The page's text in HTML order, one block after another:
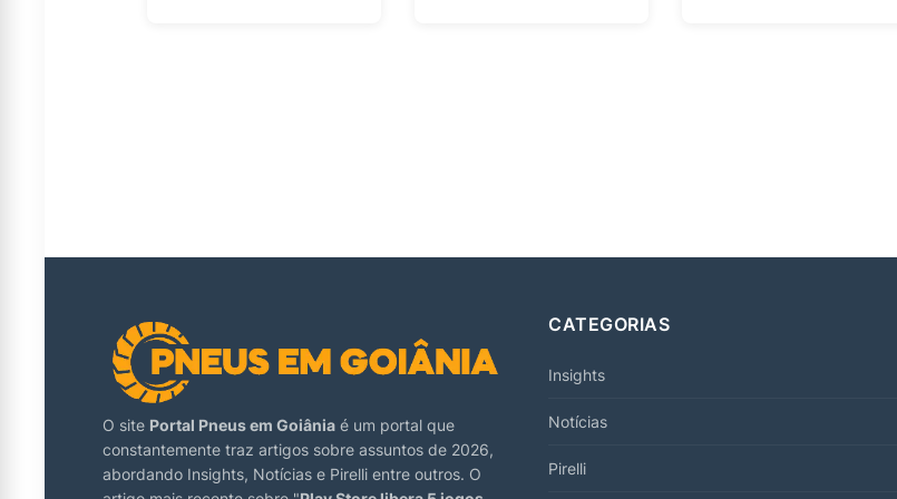
O site Portal Pneus em Goiânia é um portal que
constantemente traz artigos sobre assuntos de 2026,
abordando Insights, Notícias e Pirelli entre outros. O
CATEGORIAS
Insights
Notícias
Pirelli